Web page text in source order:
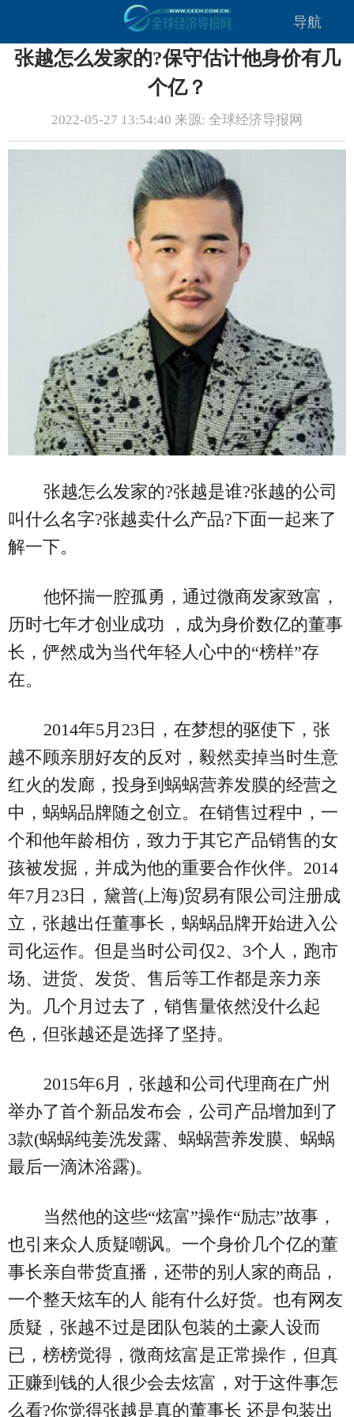
导航
张越怎么发家的?保守估计他身价有几
个亿？
2022-05-27 13:54:40 来源: 全球经济导报网
张越怎么发家的?张越是谁?张越的公司
叫什么名字?张越卖什么产品?下面一起来了
解一下。
他怀揣一腔孤勇，通过微商发家致富，
历时七年才创业成功 ，成为身价数亿的董事
长，俨然成为当代年轻人心中的“榜样”存
在。
2014年5月23日，在梦想的驱使下，张
越不顾亲朋好友的反对，毅然卖掉当时生意
红火的发廊，投身到蜗蜗营养发膜的经营之
中，蜗蜗品牌随之创立。在销售过程中，一
个和他年龄相仿，致力于其它产品销售的女
孩被发掘，并成为他的重要合作伙伴。2014
年7月23日，黛普(上海)贸易有限公司注册成
立，张越出任董事长，蜗蜗品牌开始进入公
司化运作。但是当时公司仅2、3个人，跑市
场、进货、发货、售后等工作都是亲力亲
为。几个月过去了，销售量依然没什么起
色，但张越还是选择了坚持。
2015年6月，张越和公司代理商在广州
举办了首个新品发布会，公司产品增加到了
3款(蜗蜗纯姜洗发露、蜗蜗营养发膜、蜗蜗
最后一滴沐浴露)。
当然他的这些“炫富”操作“励志”故事，
也引来众人质疑嘲讽。一个身价几个亿的董
事长亲自带货直播，还带的别人家的商品，
一个整天炫车的人 能有什么好货。也有网友
质疑，张越不过是团队包装的土豪人设而
已，榜榜觉得，微商炫富是正常操作，但真
正赚到钱的人很少会去炫富，对于这件事怎
么看?你觉得张越是真的董事长 还是包装出